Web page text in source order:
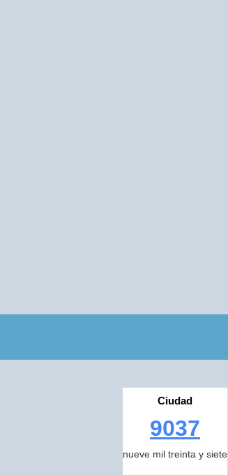
Ciudad
9037
nueve mil treinta y siete